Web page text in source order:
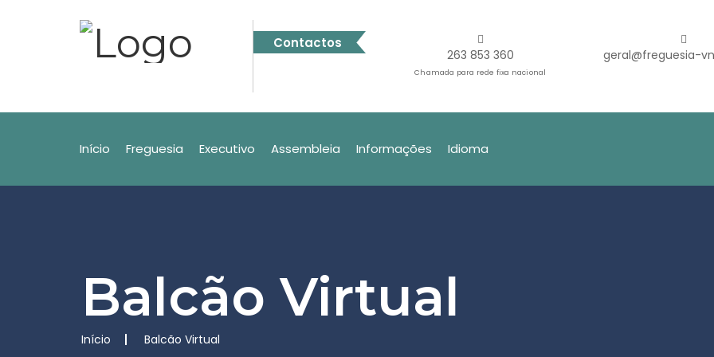
Contactos
263 853 360
Chamada para rede fixa nacional
geral@freguesia-
Início Freguesia Executivo Assembleia Informações Idioma
Balcão Virtual
Início Balcão Virtual